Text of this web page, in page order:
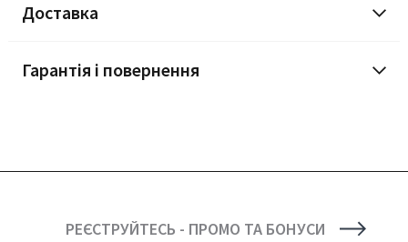
Доставка
Гарантія і повернення
РЕЄСТРУЙТЕСЬ - ПРОМО ТА БОНУСИ